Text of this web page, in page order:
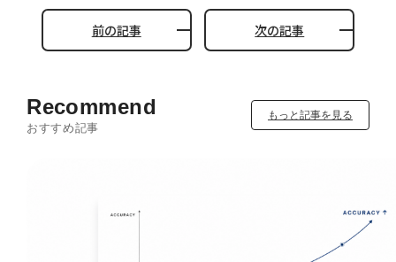
前の記事 次の記事
Recommend
おすすめ記事
もっと記事を見る